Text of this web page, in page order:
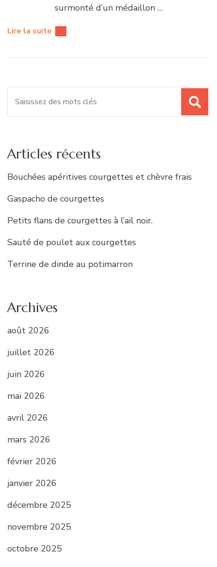
surmonté d’un médaillon …
Lire la suite
Articles récents
Bouchées apéritives courgettes et chèvre frais
Gaspacho de courgettes
Petits flans de courgettes à l’ail noir.
Sauté de poulet aux courgettes
Terrine de dinde au potimarron
Archives
août 2026
juillet 2026
juin 2026
mai 2026
avril 2026
mars 2026
février 2026
janvier 2026
décembre 2025
novembre 2025
octobre 2025